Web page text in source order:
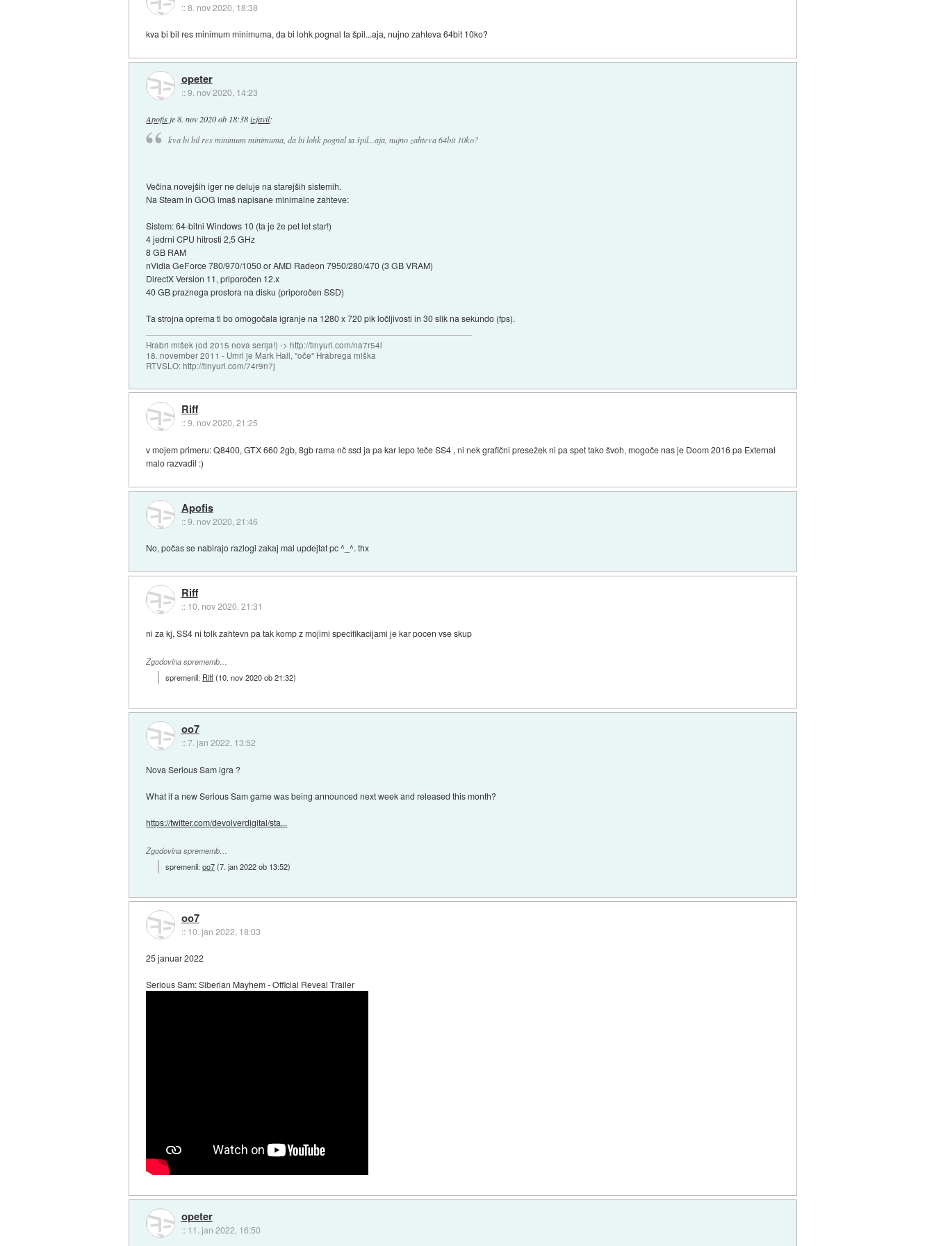
::8. nov 2020, 18:38
kva bi bil res minimum minimuma, da bi lohk pognal ta špil...aja, nujno zahteva 64bit 10ko?
opeter
::9. nov 2020, 14:23
Apofis je8. nov 2020 ob 18:38 izjavil:
kva bi bil res minimum minimuma, da bi lohk pognal ta špil...aja, nujno zahteva 64bit 10ko?
Večina novejših iger ne deluje na starejših sistemih.
Na Steam in GOG imaš napisane minimalne zahteve:
Sistem: 64-bitni Windows 10 (ta je že pet let star!)
4 jedrni CPU hitrosti 2,5 GHz
8 GB RAM
nVidia GeForce 780/970/1050 or AMD Radeon 7950/280/470 (3 GB VRAM)
DirectX Version 11, priporočen 12.x
40 GB praznega prostora na disku (priporočen SSD)
Ta strojna oprema ti bo omogočala igranje na 1280 x 720 pik ločljivosti in 30 slik na sekundo (fps).
Hrabri mišek (od 2015 nova serija!) -> http://tinyurl.com/na7r54l
18. november 2011 - Umrl je Mark Hall, "oče" Hrabrega miška
RTVSLO: http://tinyurl.com/74r9n7j
Riff
::9. nov 2020, 21:25
v mojem primeru: Q8400, GTX 660 2gb, 8gb rama nč ssd ja pa kar lepo teče SS4 , ni nek grafični presežek ni pa spet tako švoh, mogoče nas je Doom 2016 pa External
malo razvadil :)
Apofis
::9. nov 2020, 21:46
No, počas se nabirajo razlogi zakaj mal updejtat pc ^_^. thx
Riff
:: 10. nov 2020, 21:31
ni za kj, SS4 ni tolk zahtevn pa tak komp z mojimi specifikacijami je kar pocen vse skup
Zgodovina sprememb…
spremenil: Riff(10. nov 2020 ob 21:32)
oo7
::7. jan 2022, 13:52
Nova Serious Sam igra ?
What if a new Serious Sam game was being announced next week and released this month?
https://twitter.com/devolverdigital/sta...
Zgodovina sprememb…
spremenil:oo7(7. jan 2022 ob 13:52)
oo7
:: 10. jan 2022, 18:03
25 januar 2022
Serious Sam: Siberian Mayhem - Official Reveal Trailer
opeter
:: 11. jan 2022, 16:50